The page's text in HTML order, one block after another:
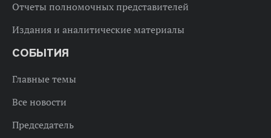
Отчеты полномочных представителей
Издания и аналитические материалы
СОБЫТИЯ
Главные темы
Все новости
Председатель